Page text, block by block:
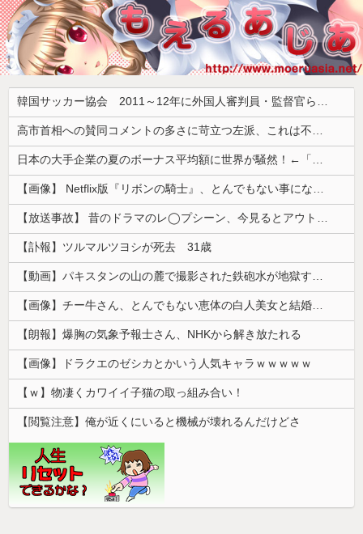
韓国サッカー協会 2011～12年に外国人審判員・監督官ら10数人を性接待（W杯予選、五輪予選が含まれる）国会議員が事実確認
高市首相への賛同コメントの多さに苛立つ左派、これは不正工作に違いない！と確信してしまった結果……
日本の大手企業の夏のボーナス平均額に世界が騒然！←「一部のエリートの話でしょ？」（海外の反応）
【画像】 Netflix版『リボンの騎士』、とんでもない事になるｗｗｗｗｗ
【放送事故】 昔のドラマのレ◯プシーン、今見るとアウトすぎる・・・
【訃報】ツルマルツヨシが死去 31歳
【動画】パキスタンの山の麓で撮影された鉄砲水が地獄すぎる。
【画像】チー牛さん、とんでもない恵体の白人美女と結婚してしまうｗｗｗｗｗｗｗｗ 【Pickup06072008】
【朗報】爆胸の気象予報士さん、NHKから解き放たれる
【画像】ドラクエのゼシカとかいう人気キャラｗｗｗｗｗ
【ｗ】物凄くカワイイ子猫の取っ組み合い！
【閲覧注意】俺が近くにいると機械が壊れるんだけどさ